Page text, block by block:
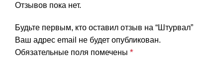
Отзывов пока нет.
Будьте первым, кто оставил отзыв на “Штурвал”
Ваш адрес email не будет опубликован.
Обязательные поля помечены *